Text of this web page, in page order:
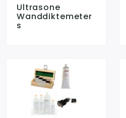
Ultrasone
Wanddiktemeter
S